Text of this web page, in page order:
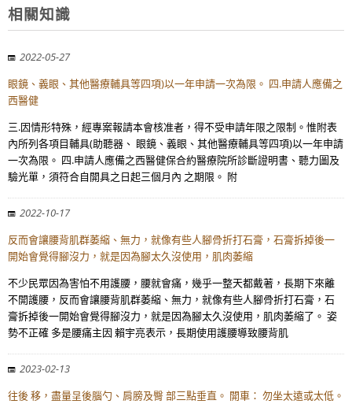
相關知識
2022-05-27
眼鏡、義眼、其他醫療輔具等四項)以一年申請一次為限。 四.申請人應備之
西醫健
三.因情形特殊，經專案報請本會核准者，得不受申請年限之限制。惟附表
內所列各項目輔具(助聽器、 眼鏡、義眼、其他醫療輔具等四項)以一年申請
一次為限。 四.申請人應備之西醫健保合約醫療院所診斷證明書、聽力圖及
驗光單，須符合自開具之日起三個月內 之期限。 附
2022-10-17
反而會讓腰背肌群萎縮、無力，就像有些人腳骨折打石膏，石膏拆掉後一
開始會覺得腳沒力，就是因為腳太久沒使用，肌肉萎縮
不少民眾因為害怕不用護腰，腰就會痛，幾乎一整天都戴著，長期下來離
不開護腰，反而會讓腰背肌群萎縮、無力，就像有些人腳骨折打石膏，石
膏拆掉後一開始會覺得腳沒力，就是因為腳太久沒使用，肌肉萎縮了。 姿
勢不正確 多是腰痛主因 賴宇亮表示，長期使用護腰導致腰背肌
2023-02-13
往後 移，盡量呈後腦勺、肩膀及臀 部三點垂直。 開車： 勿坐太遠或太低。